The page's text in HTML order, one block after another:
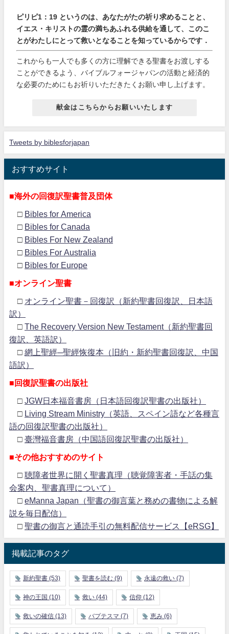
ピリピ1：19 というのは、あなたがたの祈り求めることと、
イエス・キリストの霊の満ちあふれる供給を通して、このこ
とがわたしにとって救いとなることを知っているからです．
これからも一人でも多くの方に理解できる聖書をお渡しする
ことができるよう、バイブルフォージャパンの活動と経済的
な必要のためにもお祈りいただきたくお願い申し上げます。
献金はこちらからお願いいたします
Tweets by biblesforjapan
おすすめサイト
■海外の回復訳聖書普及団体
□ Bibles for America
□ Bibles for Canada
□ Bibles For New Zealand
□ Bibles For Australia
□ Bibles for Europe
■オンライン聖書
□ オンライン聖書－回復訳（新約聖書回復訳、日本語
訳）
□ The Recovery Version New Testament（新約聖書回
復訳、英語訳）
□ 網上聖經─聖經恢復本（旧約・新約聖書回復訳、中国
語訳）
■回復訳聖書の出版社
□ JGW日本福音書房（日本語回復訳聖書の出版社）
□ Living Stream Ministry（英語、スペイン語など各種言
語の回復訳聖書の出版社）
□ 臺灣福音書房（中国語回復訳聖書の出版社）
■その他おすすめのサイト
□ 聴障者世界に開く聖書真理（聴覚障害者・手話の集
会案内、聖書真理について）
□ eManna Japan（聖書の御言葉と務めの書物による解
説を毎日配信）
□ 聖書の御言と通読手引の無料配信サービス【eRSG】
掲載記事のタグ
新約聖書 (53) 聖書を読む (9) 永遠の救い (7)
神の王国 (10) 救い (44) 信仰 (12)
救いの確信 (13) バプテスマ (7) 恵み (6)